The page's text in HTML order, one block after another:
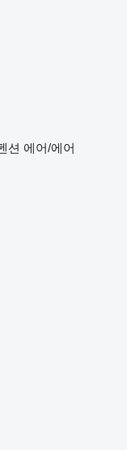
션 에어/에어